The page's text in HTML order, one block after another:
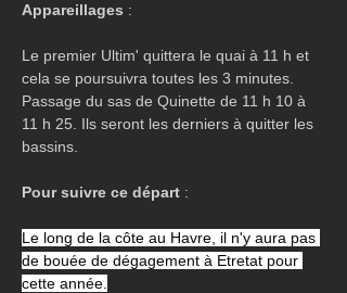
Appareillages :
Le premier Ultim' quittera le quai à 11 h et
cela se poursuivra toutes les 3 minutes.
Passage du sas de Quinette de 11 h 10 à
11 h 25. Ils seront les derniers à quitter les
bassins.
Pour suivre ce départ :
Le long de la côte au Havre, il n'y aura pas
de bouée de dégagement à Etretat pour
cette année.